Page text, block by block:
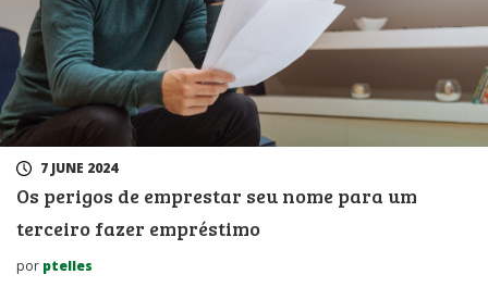
7 JUNE 2024
Os perigos de emprestar seu nome para um
terceiro fazer empréstimo
por ptelles